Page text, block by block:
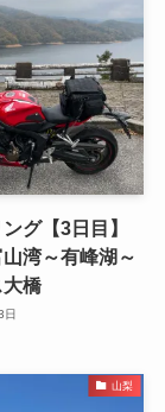
グ【3日目】
湾～有峰湖～
橋
日
山梨